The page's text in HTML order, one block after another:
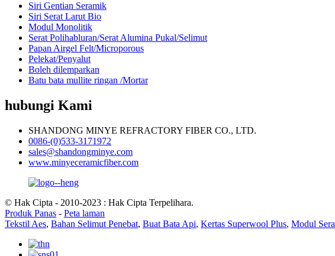
Siri Gentian Seramik
Siri Serat Larut Bio
Modul Monolitik
Serat Polihabluran/Serat Alumina Pukal/Selimut
Papan Airgel Felt/Microporous
Pelekat/Penyalut
Boleh dilemparkan
Batu bata mullite ringan /Mortar
hubungi Kami
SHANDONG MINYE REFRACTORY FIBER CO., LTD.
0086-(0)533-3171972
sales@shandongminye.com
www.minyeceramicfiber.com
© Hak Cipta - 2010-2023 : Hak Cipta Terpelihara.
Produk Panas - Peta laman
Tekstil Aes, Bahan Selimut Penebat, Buat Bata Api, Kertas Superwool Plus, Modul